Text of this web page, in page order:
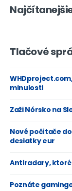
Tlačové
minulosti
Zaži Nórsko na
Nové počítače
desiatky eur
Antiradary,
Poznáte